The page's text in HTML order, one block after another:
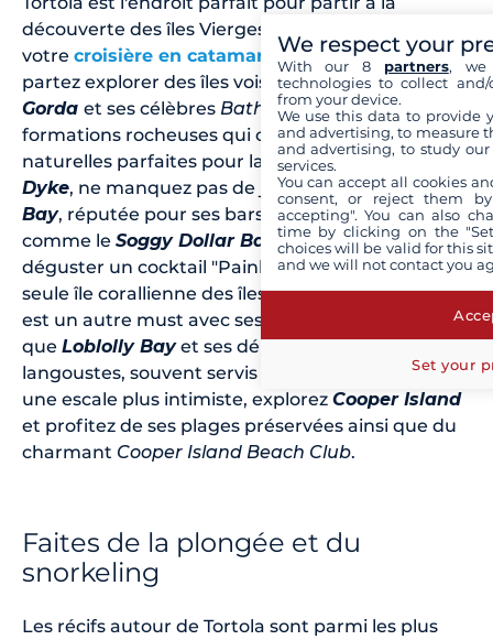
découverte des îles Vierges britanniques. Lors de
votre croisière en catamaran aux Caraïbes,
partez explorer des îles voisines commeVirgin
Gorda et ses célèbres Baths
, ces incroyables
formations rocheuses qui créent des piscines
naturelles parfaites pour la baignade. ÀJost Van
Dyke, ne manquez pas de jeter l’ancre à White
Bay, réputée pour ses bars de plage animés
comme le Soggy Dollar Bar
, où vous pourrez
déguster un cocktail "Painkiller".Anegada, la
seule île corallienne des îles Vierges britanniques,
est un autre must avec ses plages désertes telles
que Loblolly Bayet ses délicieux plats de
langoustes, souvent servis au
. Pour
une escale plus intimiste, explorez Cooper Island
et profitez de ses plages préservées ainsi que du
charmant Cooper Island Beach Club.
Faites de la plongée et du
snorkeling
Les récifs autour de Tortola sont parmi les plus
We respect your
With our 8 partners, we
technologies to collect
from your device.
We use this data to provide
and advertising, to measure
and advertising, to study
services.
You can accept all cookies
consent, or reject them
accepting". You can also
time by clicking on the
choices will be valid for this
and we will not contact you
Set your